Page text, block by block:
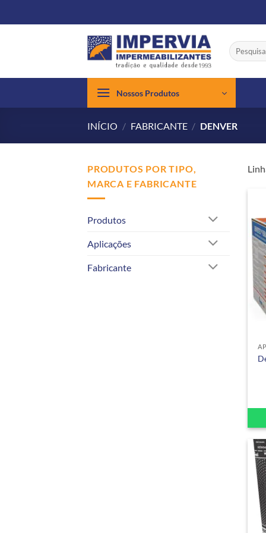
to
Pesquisar
por:
Nossos Produtos
INÍCIO / FABRICANTE / DENVER
PRODUTOS POR TIPO,
MARCA E FABRICANTE
Produtos
Aplicações
Fabricante